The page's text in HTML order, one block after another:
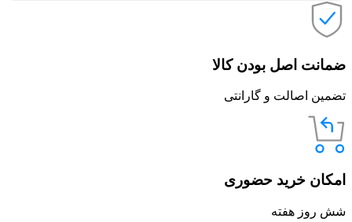
ضمانت اصل بودن کالا
تضمین اصالت و گارانتی
امکان خرید حضوری
شش روز هفته